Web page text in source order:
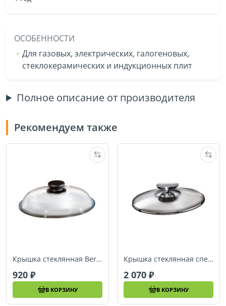
ОСОБЕННОСТИ
Для газовых, электрических, галогеновых,
стеклокерамических и индукционных плит
Полное описание от производителя
Рекомендуем также
Крышка стеклянная Berndes (Ø 24 см) (004424)
920
В КОРЗИНУ
Крышка стеклянная специальная Berndes (Ø 24 см) (007024)
2 070
В КОРЗИНУ